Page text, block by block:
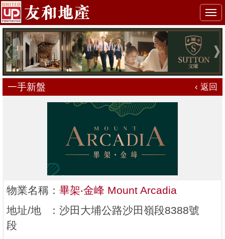
一手新盤 ‹ 返回
物業名稱 ： 畢架‧金峰 Mount Arcadia
地址/地
段
： 沙田大埔公路沙田嶺段8388號